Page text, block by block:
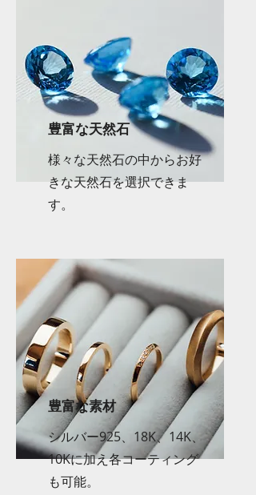
​豊富な天然石
様々な天然石の中からお好
きな天然石を選択できま
す。
​豊富な素材
シルバー925、18K、14K、
10Kに加え各コーティング
も可能。